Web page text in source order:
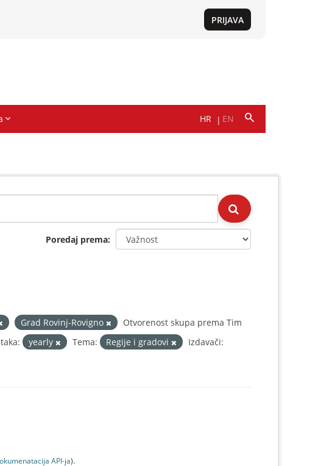
Poredaj prema
Grad Rovinj-Rovigno
Otvorenost skupa prema Tim
yearly Tema: Regije i gradovi
Izdavači:
API-jа).